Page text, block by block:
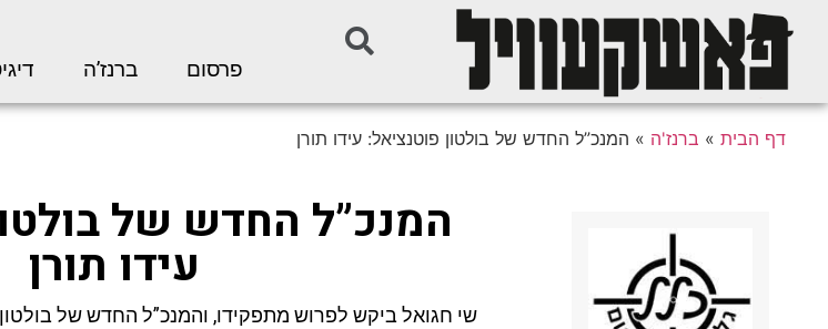
פרסום ברנז’ה
דף הבית » ברנז'ה » המנכ”ל החדש של בולטון פוטנציאל: עידו תורן
המנכ”ל החדש של
עידו תורן
שי חגואל ביקש לפרוש מתפקידו, והמנכ”ל החדש של